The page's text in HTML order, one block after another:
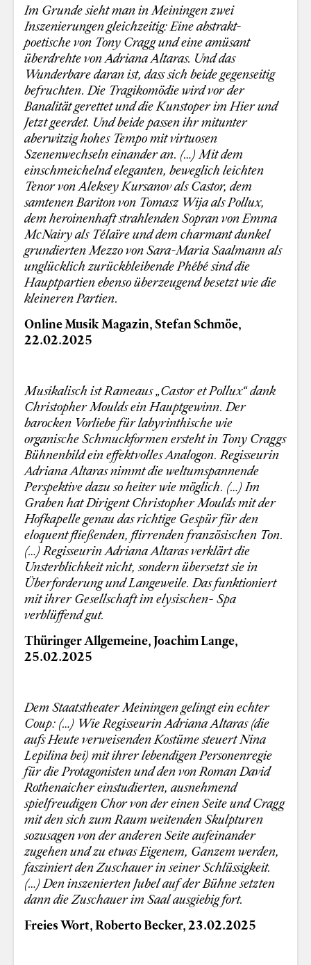
Im Grunde sieht man in Meiningen zwei
Inszenierungen gleichzeitig: Eine abstrakt-
poetische von Tony Cragg und eine amüsant
überdrehte von Adriana Altaras. Und das
Wunderbare daran ist, dass sich beide gegenseitig
befruchten. Die Tragikomödie wird vor der
Banalität gerettet und die Kunstoper im Hier und
Jetzt geerdet. Und beide passen ihr mitunter
aberwitzig hohes Tempo mit virtuosen
Szenenwechseln einander an. (…) Mit dem
einschmeichelnd eleganten, beweglich leichten
Tenor von Aleksey Kursanov als Castor, dem
samtenen Bariton von Tomasz Wija als Pollux,
dem heroinenhaft strahlenden Sopran von Emma
McNairy als Télaïre und dem charmant dunkel
grundierten Mezzo von Sara-Maria Saalmann als
unglücklich zurückbleibende Phébé sind die
Hauptpartien ebenso überzeugend besetzt wie die
kleineren Partien.
Online Musik Magazin, Stefan Schmöe,
22.02.2025
Musikalisch ist Rameaus „Castor et Pollux“ dank
Christopher Moulds ein Hauptgewinn. Der
barocken Vorliebe für labyrinthische wie
organische Schmuckformen ersteht in Tony Craggs
Bühnenbild ein effektvolles Analogon. Regisseurin
Adriana Altaras nimmt die weltumspannende
Perspektive dazu so heiter wie möglich. (…) Im
Graben hat Dirigent Christopher Moulds mit der
Hofkapelle genau das richtige Gespür für den
eloquent fließenden, flirrenden französischen Ton.
(…) Regisseurin Adriana Altaras verklärt die
Unsterblichkeit nicht, sondern übersetzt sie in
Überforderung und Langeweile. Das funktioniert
mit ihrer Gesellschaft im elysischen- Spa
verblüffend gut.
Thüringer Allgemeine, Joachim Lange,
25.02.2025
Dem Staatstheater Meiningen gelingt ein echter
Coup: (…) Wie Regisseurin Adriana Altaras (die
aufs Heute verweisenden Kostüme steuert Nina
Lepilina bei) mit ihrer lebendigen Personenregie
für die Protagonisten und den von Roman David
Rothenaicher einstudierten, ausnehmend
spielfreudigen Chor von der einen Seite und Cragg
mit den sich zum Raum weitenden Skulpturen
sozusagen von der anderen Seite aufeinander
zugehen und zu etwas Eigenem, Ganzem werden,
fasziniert den Zuschauer in seiner Schlüssigkeit.
(…) Den inszenierten Jubel auf der Bühne setzten
dann die Zuschauer im Saal ausgiebig fort.
Freies Wort, Roberto Becker, 23.02.2025